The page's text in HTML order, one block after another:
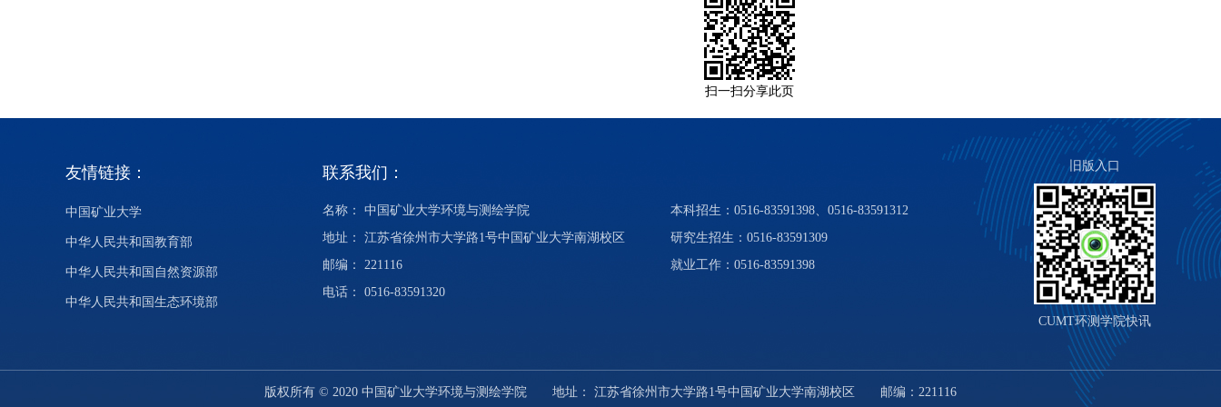
扫一扫分享此页
友情链接：
中国矿业大学
中华人民共和国教育部
中华人民共和国自然资源部
中华人民共和国生态环境部
联系我们：
名称： 中国矿业大学环境与测绘学院
地址： 江苏省徐州市大学路1号中国矿业大学南湖校区
邮编： 221116
电话： 0516-83591320
本科招生：0516-83591398、0516-83591312
研究生招生：0516-83591309
就业工作：0516-83591398
旧版入口
CUMT环测学院快讯
版权所有 © 2020 中国矿业大学环境与测绘学院 地址： 江苏省徐州市大学路1号中国矿业大学南湖校区 邮编：221116